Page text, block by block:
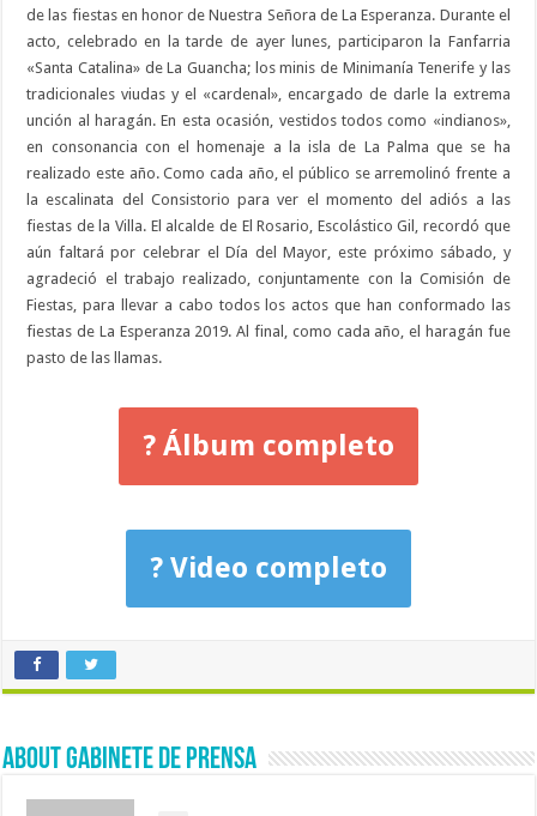
de las fiestas en honor de Nuestra Señora de La Esperanza. Durante el
acto, celebrado en la tarde de ayer lunes, participaron la Fanfarria
«Santa Catalina» de La Guancha; los minis de Minimanía Tenerife y las
tradicionales viudas y el «cardenal», encargado de darle la extrema
unción al haragán. En esta ocasión, vestidos todos como «indianos»,
en consonancia con el homenaje a la isla de La Palma que se ha
realizado este año. Como cada año, el público se arremolinó frente a
la escalinata del Consistorio para ver el momento del adiós a las
fiestas de la Villa. El alcalde de El Rosario, Escolástico Gil, recordó que
aún faltará por celebrar el Día del Mayor, este próximo sábado, y
agradeció el trabajo realizado, conjuntamente con la Comisión de
Fiestas, para llevar a cabo todos los actos que han conformado las
fiestas de La Esperanza 2019. Al final, como cada año, el haragán fue
pasto de las llamas.
? Álbum completo
? Video completo
About Gabinete de Prensa